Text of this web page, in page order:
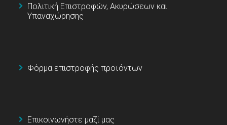
Πολιτική Επιστροφών, Ακυρώσεων και
Υπαναχώρησης
Φόρμα επιστροφής προϊόντων
Επικοινωνήστε μαζί μας